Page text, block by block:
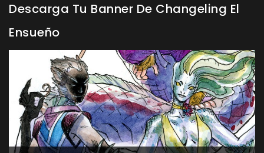
Descarga Tu Banner De Changeling El
Ensueño